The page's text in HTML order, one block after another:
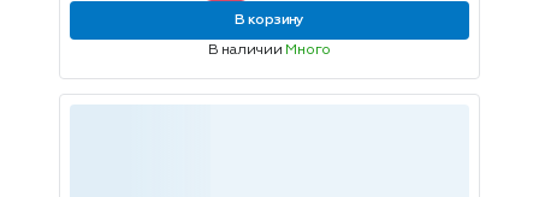
В корзину
В наличии Много